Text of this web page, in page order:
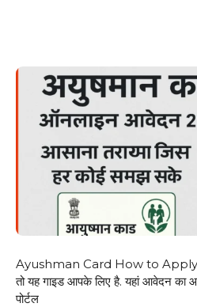
Ayushman Card How to Apply
तो यह गाइड आपके लिए है. यहां आवेदन का
पोर्टल